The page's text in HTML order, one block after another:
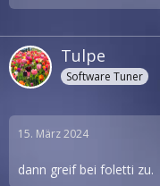
Tulpe
Software Tuner
15. März 2024
dann greif bei foletti zu.